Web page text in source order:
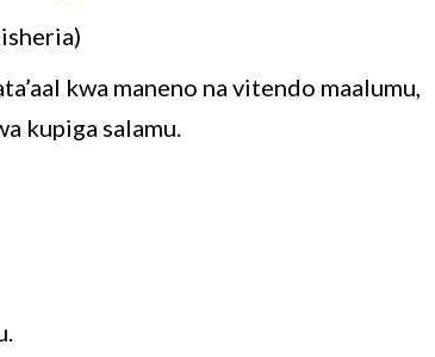
kwa maneno na vitendo maalumu,
kupiga salamu.